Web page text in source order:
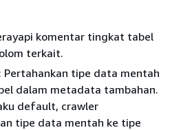
komentar tingkat tabel
terkait.
Pertahankan tipe data mentah
dalam metadata tambahan.
default, crawler
tipe data mentah ke tipe